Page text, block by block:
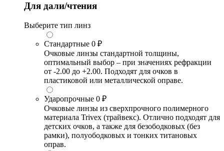
Для дали/чтения
Выберите тип линз
Стандартные 0 ₽
Очковые линзы стандартной толщины,
оптимальный выбор – при значениях рефракции
от -2.00 до +2.00. Подходят для очков в
пластиковой или металлической оправе.
Ударопрочные 0 ₽
Очковые линзы из сверхпрочного полимерного
материала Trivex (трайвекс). Отлично подходят для
детских очков, а также для безободковых (без
рамки), полуободковых и тонких титановых
оправ.